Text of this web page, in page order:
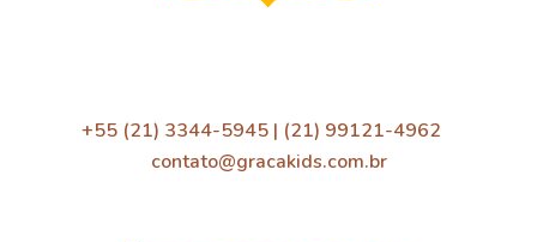
+55 (21) 3344-5945 | (21) 99121-4962
contato@gracakids.com.br